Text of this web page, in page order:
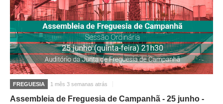
FREGUESIA 1 mês 3 semanas atrás
Assembleia de Freguesia de Campanhã - 25 junho -